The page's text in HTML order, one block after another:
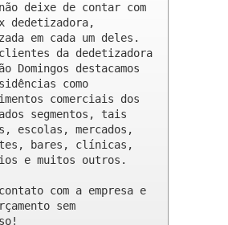
deixe de contar com
dedetizadora,
em cada um deles.
da dedetizadora
Domingos destacamos
como
comerciais dos
segmentos, tais
escolas, mercados,
bares, clínicas,
e muitos outros.
com a empresa e
sem